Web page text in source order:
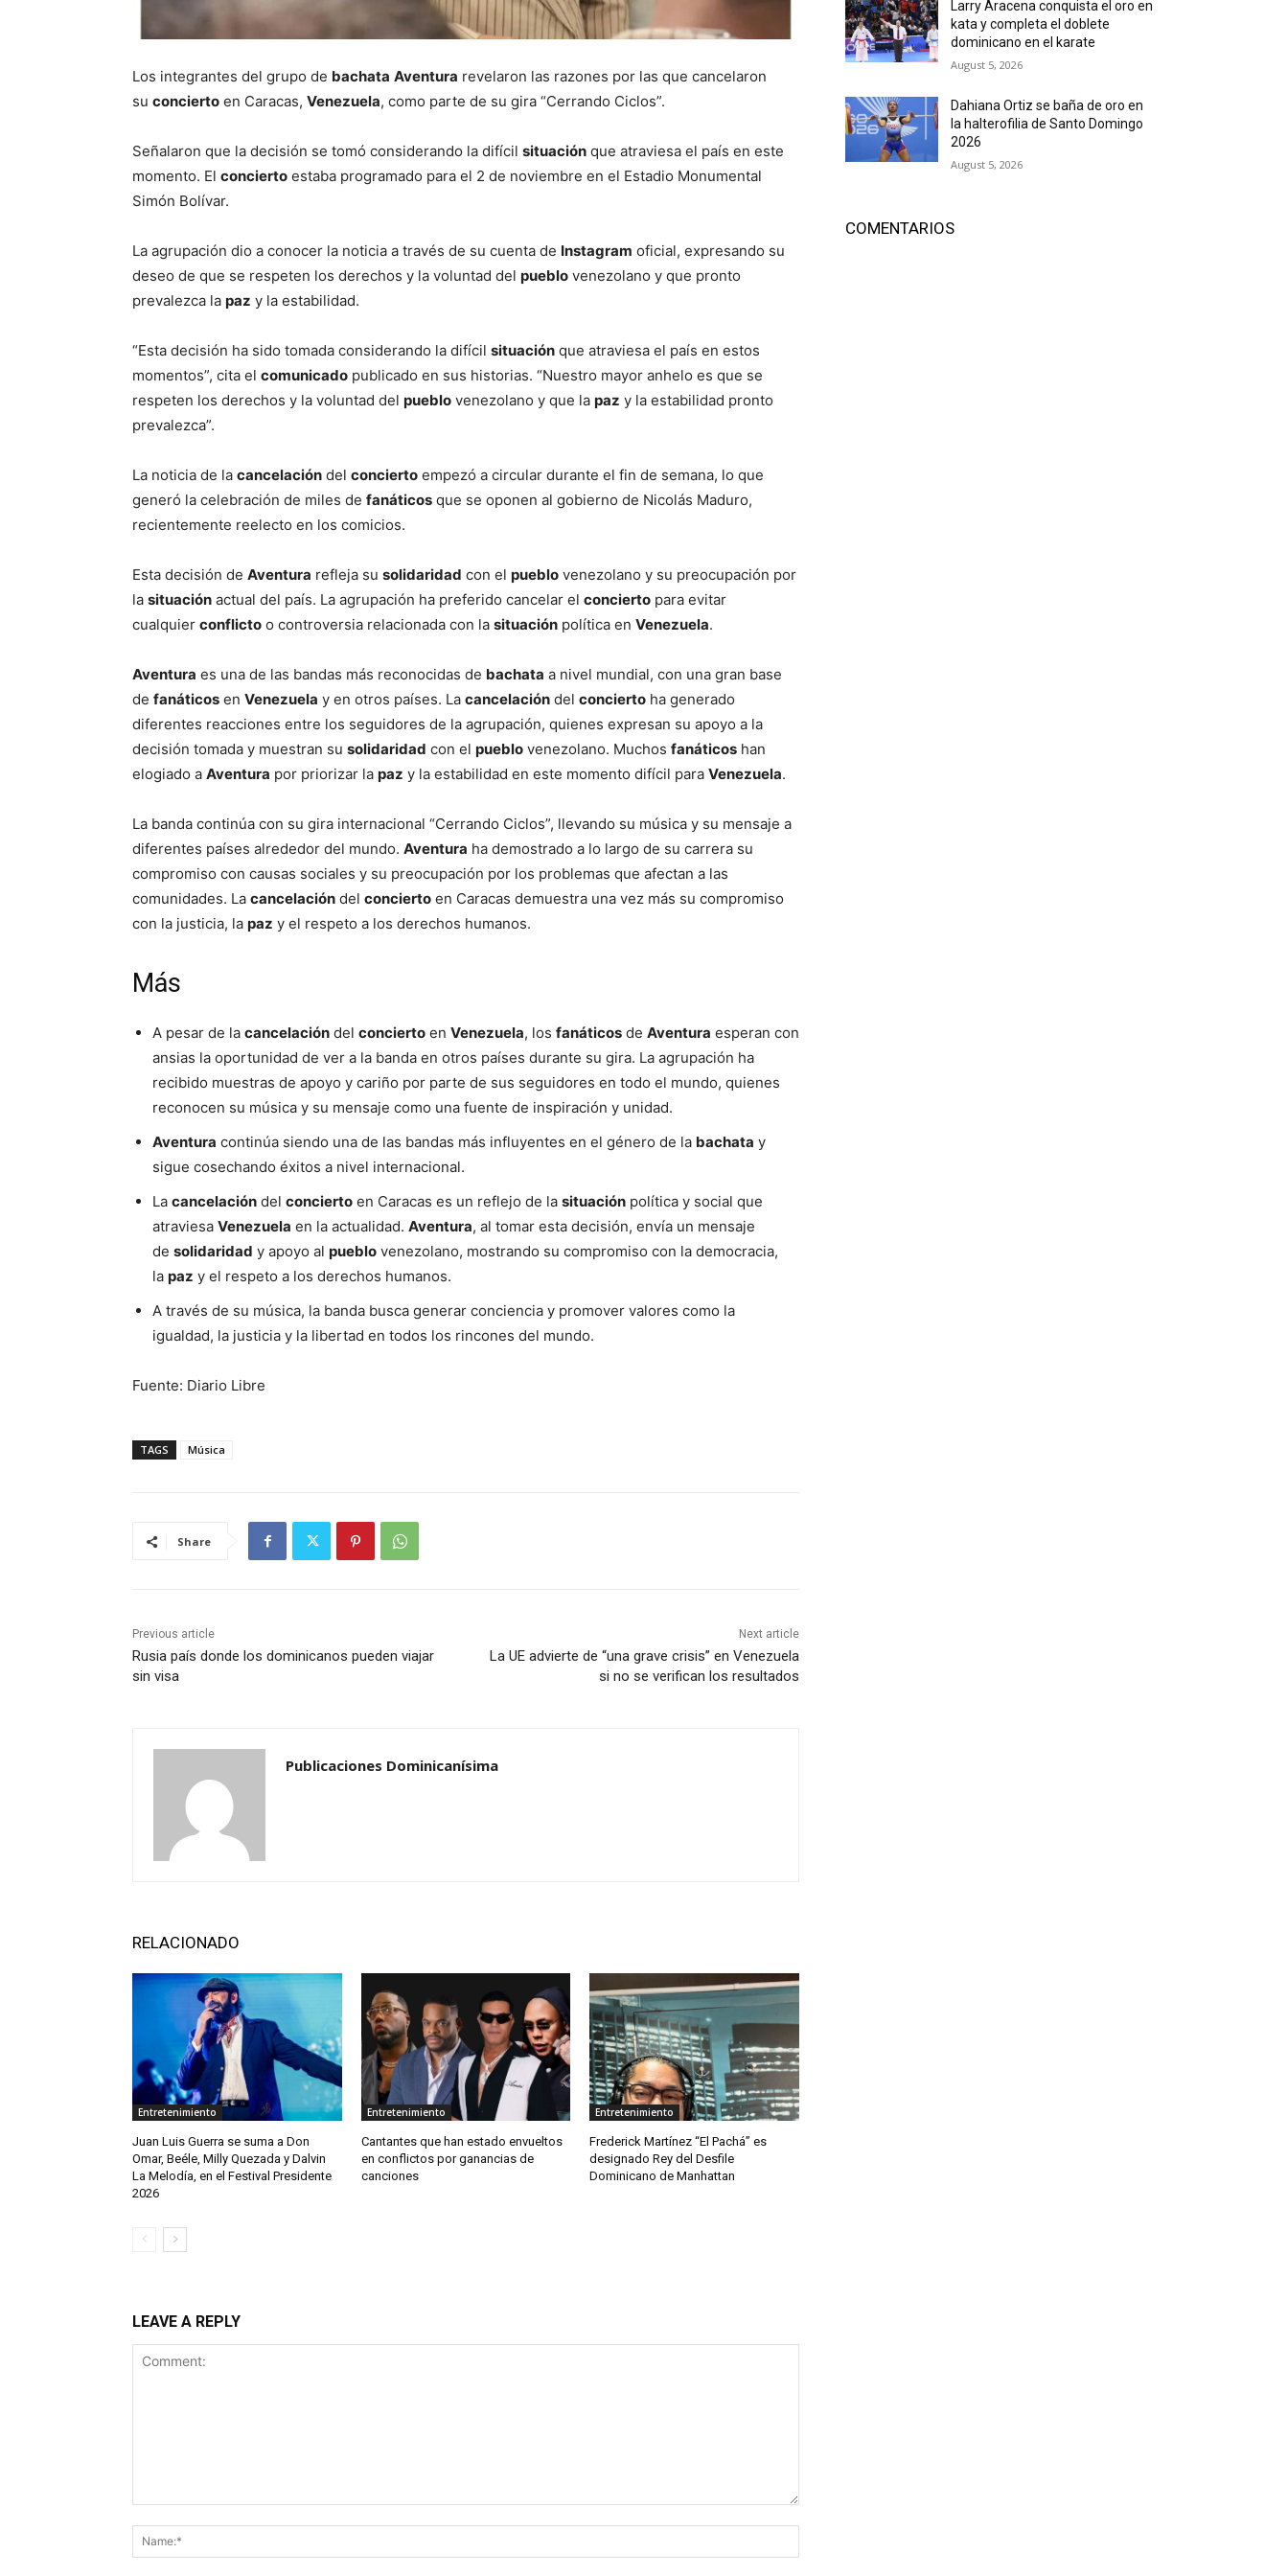
Los integrantes del grupo de bachata Aventura revelaron las razones por las que cancelaron
su concierto en Caracas, Venezuela, como parte de su gira “Cerrando Ciclos”.
Señalaron que la decisión se tomó considerando la difícil situación que atraviesa el país en este
momento. El concierto estaba programado para el 2 de noviembre en el Estadio Monumental
Simón Bolívar.
La agrupación dio a conocer la noticia a través de su cuenta de Instagram oficial, expresando su
deseo de que se respeten los derechos y la voluntad del pueblo venezolano y que pronto
prevalezca la paz y la estabilidad.
“Esta decisión ha sido tomada considerando la difícil situación que atraviesa el país en estos
momentos”, cita el comunicado publicado en sus historias. “Nuestro mayor anhelo es que se
respeten los derechos y la voluntad del pueblo venezolano y que la paz y la estabilidad pronto
prevalezca”.
La noticia de la cancelación del concierto empezó a circular durante el fin de semana, lo que
generó la celebración de miles de fanáticos que se oponen al gobierno de Nicolás Maduro,
recientemente reelecto en los comicios.
Esta decisión de Aventura refleja su solidaridad con el pueblo venezolano y su preocupación por
la situación actual del país. La agrupación ha preferido cancelar el concierto para evitar
cualquier conflicto o controversia relacionada con la situación política en Venezuela.
Aventura es una de las bandas más reconocidas de bachata a nivel mundial, con una gran base
de fanáticos en Venezuela y en otros países. La cancelación del concierto ha generado
diferentes reacciones entre los seguidores de la agrupación, quienes expresan su apoyo a la
decisión tomada y muestran su solidaridad con el pueblo venezolano. Muchos fanáticos han
elogiado a Aventura por priorizar la paz y la estabilidad en este momento difícil para Venezuela.
La banda continúa con su gira internacional “Cerrando Ciclos”, llevando su música y su mensaje a
diferentes países alrededor del mundo. Aventura ha demostrado a lo largo de su carrera su
compromiso con causas sociales y su preocupación por los problemas que afectan a las
comunidades. La cancelación del concierto en Caracas demuestra una vez más su compromiso
con la justicia, la paz y el respeto a los derechos humanos.
Más
A pesar de la cancelación del concierto en Venezuela, los fanáticos de Aventura esperan con
ansias la oportunidad de ver a la banda en otros países durante su gira. La agrupación ha
recibido muestras de apoyo y cariño por parte de sus seguidores en todo el mundo, quienes
reconocen su música y su mensaje como una fuente de inspiración y unidad.
Aventura continúa siendo una de las bandas más influyentes en el género de la bachata y
sigue cosechando éxitos a nivel internacional.
La cancelación del concierto en Caracas es un reflejo de la situación política y social que
atraviesa Venezuela en la actualidad. Aventura, al tomar esta decisión, envía un mensaje
de solidaridad y apoyo al pueblo venezolano, mostrando su compromiso con la democracia,
la paz y el respeto a los derechos humanos.
A través de su música, la banda busca generar conciencia y promover valores como la
igualdad, la justicia y la libertad en todos los rincones del mundo.
Fuente: Diario Libre
TAGS Música
Share
Previous article
Rusia país donde los dominicanos pueden viajar
sin visa
Next article
La UE advierte de “una grave crisis” en Venezuela
si no se verifican los resultados
Publicaciones Dominicanísima
RELACIONADO
Entretenimiento
Juan Luis Guerra se suma a Don
Omar, Beéle, Milly Quezada y Dalvin
La Melodía, en el Festival Presidente
2026
Entretenimiento
Cantantes que han estado envueltos
en conflictos por ganancias de
canciones
Entretenimiento
Frederick Martínez “El Pachá” es
designado Rey del Desfile
Dominicano de Manhattan
LEAVE A REPLY
Larry Aracena conquista el oro en
kata y completa el doblete
dominicano en el karate
August 5, 2026
Dahiana Ortiz se baña de oro en
la halterofilia de Santo Domingo
2026
August 5, 2026
COMENTARIOS